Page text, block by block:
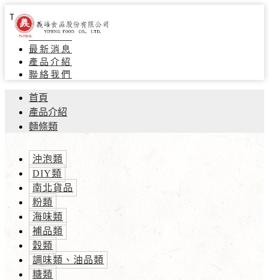
Toggle navigation
關於義峰
最新消息
產品介紹
聯絡我們
首頁
產品介紹
麵條類
沖泡類
DIY類
南北貨品
粉類
海味類
補品類
穀類
調味類、油品類
糖類